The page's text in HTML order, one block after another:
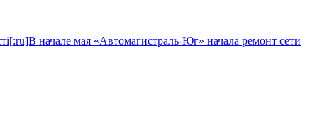
начале мая «Автомагистраль-Юг» начала ремонт сети